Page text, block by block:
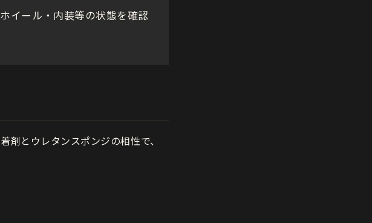
イール・内装等の状態を確認
剤とウレタンスポンジの相性で、